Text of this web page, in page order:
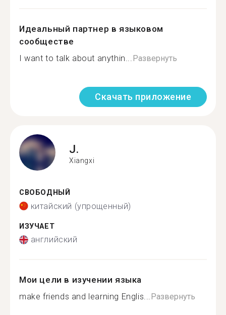
Идеальный партнер в языковом
сообществе
I want to talk about anythin...Развернуть
Скачать приложение
J.
Xiangxi
СВОБОДНЫЙ
китайский (упрощенный)
ИЗУЧАЕТ
английский
Мои цели в изучении языка
make friends and learning Englis...Развернуть